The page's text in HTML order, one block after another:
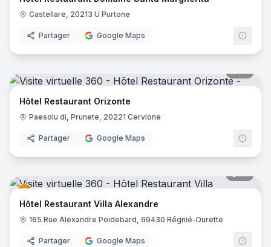
Castellare, 20213 U Purtone
Partager Google Maps
Hôtel Restaurant Orizonte
Paesolu di, Prunete, 20221 Cervione
Partager Google Maps
Hôtel Restaurant Villa Alexandre
165 Rue Alexandre Poidebard, 69430 Régnié-Durette
Partager Google Maps